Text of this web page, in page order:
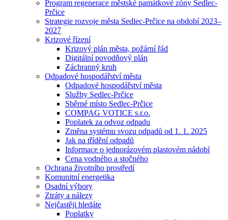
Program regenerace městské památkové zóny Sedlec-
Prčice
Strategie rozvoje města Sedlec-Prčice na období 2023–
2027
Krizové řízení
Krizový plán města, požární řád
Digitální povodňový plán
Záchranný kruh
Odpadové hospodářství města
Odpadové hospodářství města
Služby Sedlec-Prčice
Sběrné místo Sedlec-Prčice
COMPAG VOTICE s.r.o.
Poplatek za odvoz odpadu
Změna systému svozu odpadů od 1. 1. 2025
Jak na třídění odpadů
Informace o jednorázovém plastovém nádobí
Cena vodného a stočného
Ochrana životního prostředí
Komunitní energetika
Osadní výbory
Ztráty a nálezy
Nejčastěji hledáte
Poplatky